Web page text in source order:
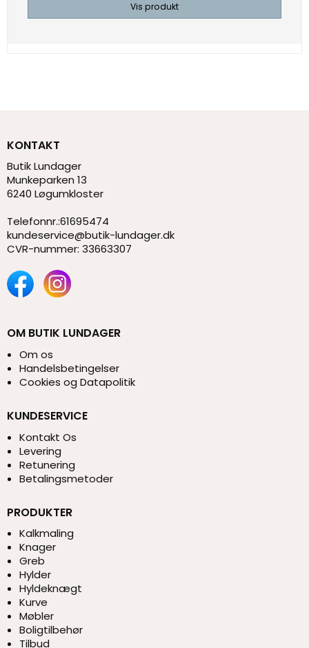
Vis produkt
KONTAKT
Butik Lundager
Munkeparken 13
6240 Løgumkloster
Telefonnr.:61695474
kundeservice@butik-lundager.dk
CVR-nummer: 33663307
OM BUTIK LUNDAGER
Om os
Handelsbetingelser
Cookies og Datapolitik
KUNDESERVICE
Kontakt Os
Levering
Retunering
Betalingsmetoder
PRODUKTER
Kalkmaling
Knager
Greb
Hylder
Hyldeknægt
Kurve
Møbler
Boligtilbehør
Tilbud